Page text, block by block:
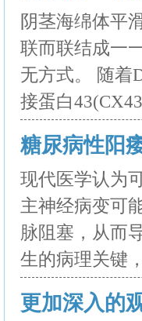
阴茎海绵体平
联而联结成一
无方式。 随着
接蛋白
糖尿病性阳
现代医学认为
主神经病变可
脉阻塞，从而
生的病理关键
更加深入的